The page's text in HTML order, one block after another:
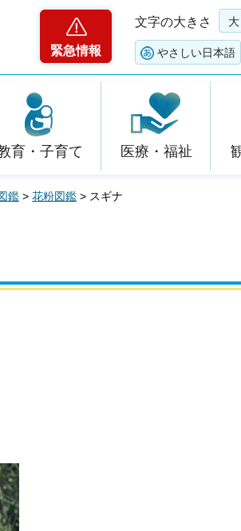
緊急情報
文字の大きさ 大
やさしい日本語
育・子育て 医療・福祉
鑑 > 花粉図鑑 > スギナ